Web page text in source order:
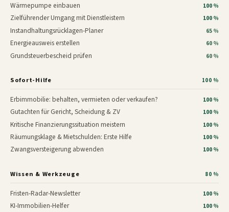
Wärmepumpe einbauen 100 %
Zielführender Umgang mit Dienstleistern 100 %
Instandhaltungsrücklagen-Planer 65 %
Energieausweis erstellen 60 %
Grundsteuerbescheid prüfen 60 %
Sofort-Hilfe 100 %
Erbimmobilie: behalten, vermieten oder verkaufen? 100 %
Gutachten für Gericht, Scheidung & ZV 100 %
Kritische Finanzierungssituation meistern 100 %
Räumungsklage & Mietschulden: Erste Hilfe 100 %
Zwangsversteigerung abwenden 100 %
Wissen & Werkzeuge 80 %
Fristen-Radar-Newsletter 100 %
KI-Immobilien-Helfer 100 %